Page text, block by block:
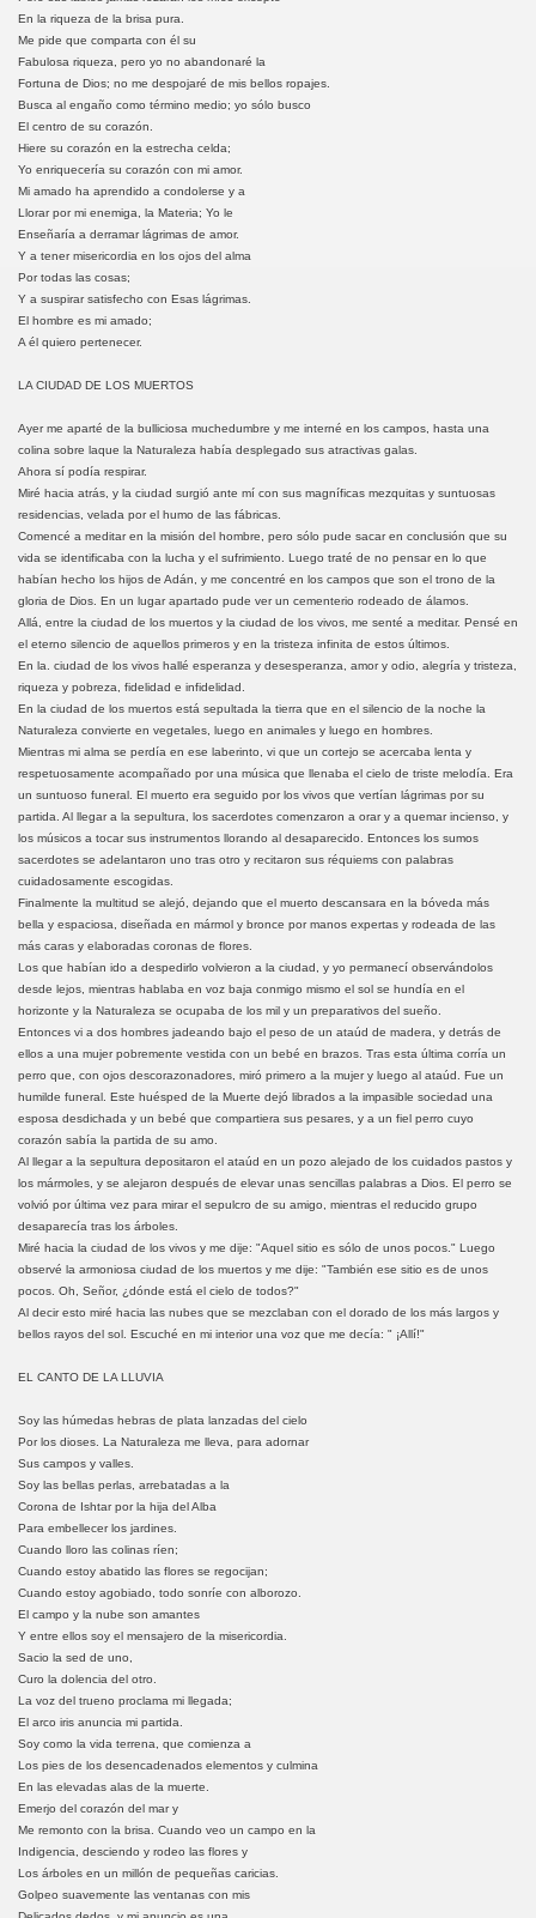
En la riqueza de la brisa pura.
Me pide que comparta con él su
Fabulosa riqueza, pero yo no abandonaré la
Fortuna de Dios; no me despojaré de mis bellos ropajes.
Busca al engaño como término medio; yo sólo busco
El centro de su corazón.
Hiere su corazón en la estrecha celda;
Yo enriquecería su corazón con mi amor.
Mi amado ha aprendido a condolerse y a
Llorar por mi enemiga, la Materia; Yo le
Enseñaría a derramar lágrimas de amor.
Y a tener misericordia en los ojos del alma
Por todas las cosas;
Y a suspirar satisfecho con Esas lágrimas.
El hombre es mi amado;
A él quiero pertenecer.
LA CIUDAD DE LOS MUERTOS
Ayer me aparté de la bulliciosa muchedumbre y me interné en los campos, hasta una
colina sobre laque la Naturaleza había desplegado sus atractivas galas.
Ahora sí podía respirar.
Miré hacia atrás, y la ciudad surgió ante mí con sus magníficas mezquitas y suntuosas
residencias, velada por el humo de las fábricas.
Comencé a meditar en la misión del hombre, pero sólo pude sacar en conclusión que su
vida se identificaba con la lucha y el sufrimiento. Luego traté de no pensar en lo que
habían hecho los hijos de Adán, y me concentré en los campos que son el trono de la
gloria de Dios. En un lugar apartado pude ver un cementerio rodeado de álamos.
Allá, entre la ciudad de los muertos y la ciudad de los vivos, me senté a meditar. Pensé en
el eterno silencio de aquellos primeros y en la tristeza infinita de estos últimos.
En la. ciudad de los vivos hallé esperanza y desesperanza, amor y odio, alegría y tristeza,
riqueza y pobreza, fidelidad e infidelidad.
En la ciudad de los muertos está sepultada la tierra que en el silencio de la noche la
Naturaleza convierte en vegetales, luego en animales y luego en hombres.
Mientras mi alma se perdía en ese laberinto, vi que un cortejo se acercaba lenta y
respetuosamente acompañado por una música que llenaba el cielo de triste melodía. Era
un suntuoso funeral. El muerto era seguido por los vivos que vertían lágrimas por su
partida. Al llegar a la sepultura, los sacerdotes comenzaron a orar y a quemar incienso, y
los músicos a tocar sus instrumentos llorando al desaparecido. Entonces los sumos
sacerdotes se adelantaron uno tras otro y recitaron sus réquiems con palabras
cuidadosamente escogidas.
Finalmente la multitud se alejó, dejando que el muerto descansara en la bóveda más
bella y espaciosa, diseñada en mármol y bronce por manos expertas y rodeada de las
más caras y elaboradas coronas de flores.
Los que habían ido a despedirlo volvieron a la ciudad, y yo permanecí observándolos
desde lejos, mientras hablaba en voz baja conmigo mismo el sol se hundía en el
horizonte y la Naturaleza se ocupaba de los mil y un preparativos del sueño.
Entonces vi a dos hombres jadeando bajo el peso de un ataúd de madera, y detrás de
ellos a una mujer pobremente vestida con un bebé en brazos. Tras esta última corría un
perro que, con ojos descorazonadores, miró primero a la mujer y luego al ataúd. Fue un
humilde funeral. Este huésped de la Muerte dejó librados a la impasible sociedad una
esposa desdichada y un bebé que compartiera sus pesares, y a un fiel perro cuyo
corazón sabía la partida de su amo.
Al llegar a la sepultura depositaron el ataúd en un pozo alejado de los cuidados pastos y
los mármoles, y se alejaron después de elevar unas sencillas palabras a Dios. El perro se
volvió por última vez para mirar el sepulcro de su amigo, mientras el reducido grupo
desaparecía tras los árboles.
Miré hacia la ciudad de los vivos y me dije: "Aquel sitio es sólo de unos pocos." Luego
observé la armoniosa ciudad de los muertos y me dije: "También ese sitio es de unos
pocos. Oh, Señor, ¿dónde está el cielo de todos?"
Al decir esto miré hacia las nubes que se mezclaban con el dorado de los más largos y
bellos rayos del sol. Escuché en mi interior una voz que me decía: " ¡Allí!"
EL CANTO DE LA LLUVIA
Soy las húmedas hebras de plata lanzadas del cielo
Por los dioses. La Naturaleza me lleva, para adornar
Sus campos y valles.
Soy las bellas perlas, arrebatadas a la
Corona de Ishtar por la hija del Alba
Para embellecer los jardines.
Cuando lloro las colinas ríen;
Cuando estoy abatido las flores se regocijan;
Cuando estoy agobiado, todo sonríe con alborozo.
El campo y la nube son amantes
Y entre ellos soy el mensajero de la misericordia.
Sacio la sed de uno,
Curo la dolencia del otro.
La voz del trueno proclama mi llegada;
El arco iris anuncia mi partida.
Soy como la vida terrena, que comienza a
Los pies de los desencadenados elementos y culmina
En las elevadas alas de la muerte.
Emerjo del corazón del mar y
Me remonto con la brisa. Cuando veo un campo en la
Indigencia, desciendo y rodeo las flores y
Los árboles en un millón de pequeñas caricias.
Golpeo suavemente las ventanas con mis